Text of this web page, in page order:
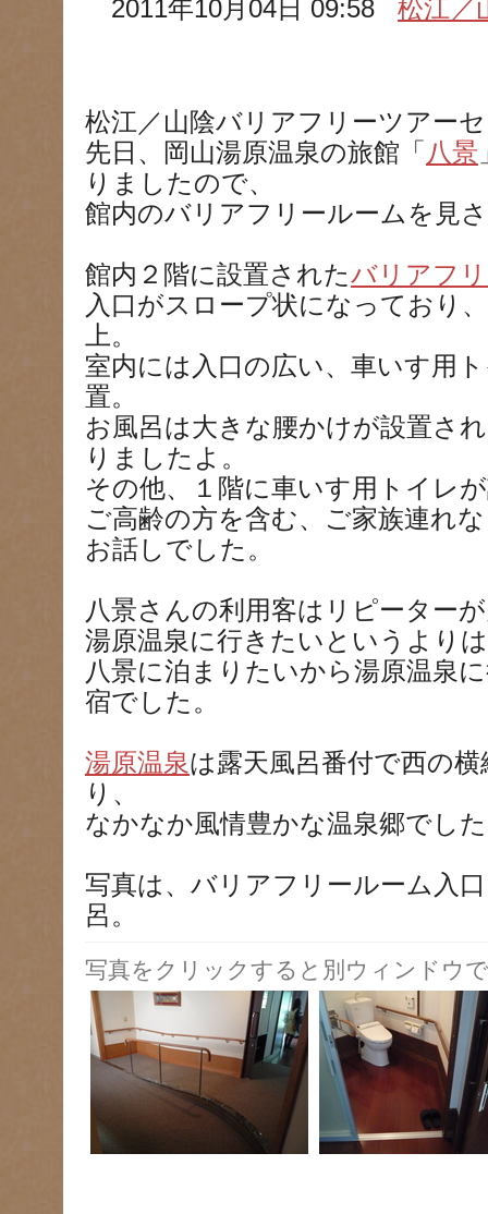
2011年10月04日 09:58松江／
松江／山陰バリアフリーツアー
先日、岡山湯原温泉の旅館「 八景
りましたので、
館内のバリアフリールームを見
館内２階に設置されたバリアフ
入口がスロープ状になっており
上。
室内には入口の広い、車いす用
置。
お風呂は大きな腰かけが設置さ
りましたよ。
その他、１階に車いす用トイレ
ご高齢の方を含む、ご家族連れ
お話しでした。
八景さんの利用客はリピーター
湯原温泉に行きたいというより
八景に泊まりたいから湯原温泉
宿でした。
湯原温泉は露天風呂番付で西の
り、
なかなか風情豊かな温泉郷でし
写真は、バリアフリールーム入
呂。
写真をクリックすると別ウィンドウ